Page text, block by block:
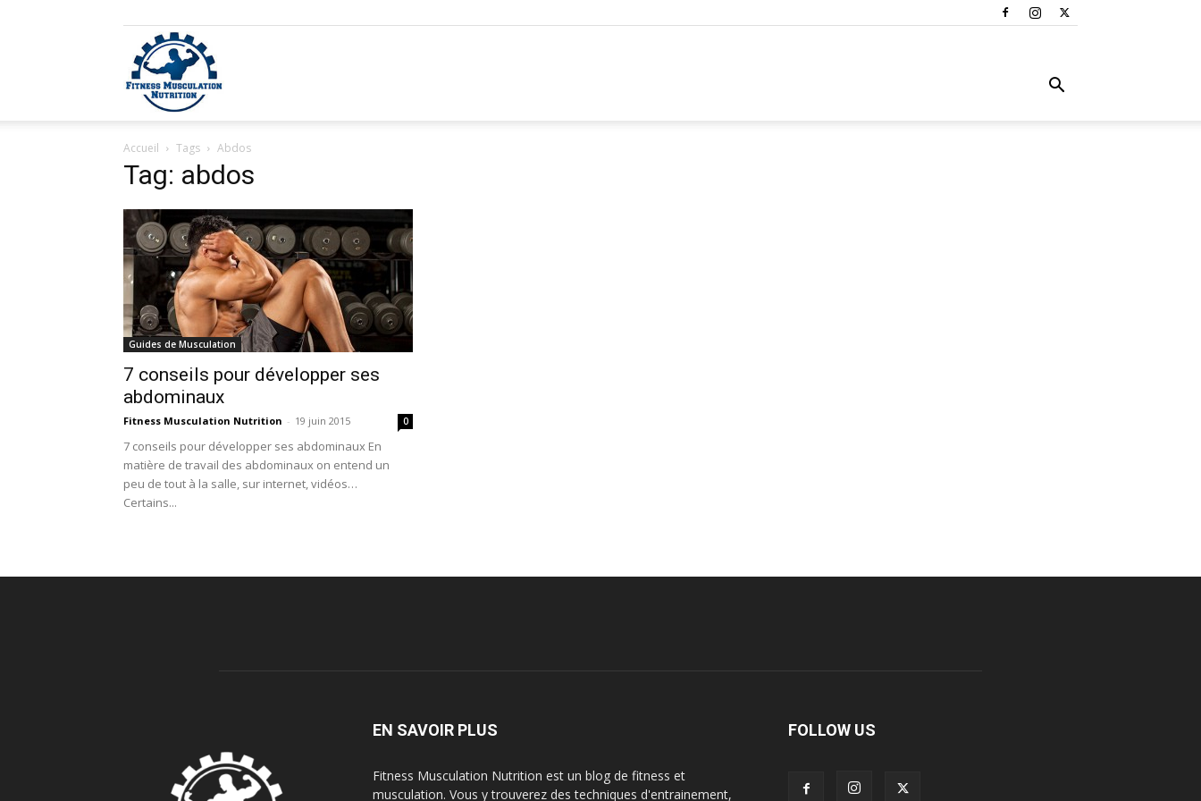
Musculation
Nutrition
Accueil Tags Abdos
Tag: abdos
Guides de Musculation
7 conseils pour développer ses
abdominaux
Fitness Musculation Nutrition - 19 juin 2015 0
7 conseils pour développer ses abdominaux En
matière de travail des abdominaux on entend un
peu de tout à la salle, sur internet, vidéos…
Certains...
EN SAVOIR PLUS
Fitness Musculation Nutrition est un blog de fitness et
musculation. Vous y trouverez des techniques d'entrainement,
FOLLOW US